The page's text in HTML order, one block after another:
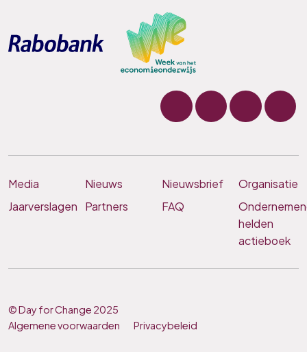
Media Nieuws Nieuwsbrief
Organisatie
Jaarverslagen
Partners FAQ
helden
actieboek
© Day for Change 2025
Algemene voorwaarden
Privacybeleid